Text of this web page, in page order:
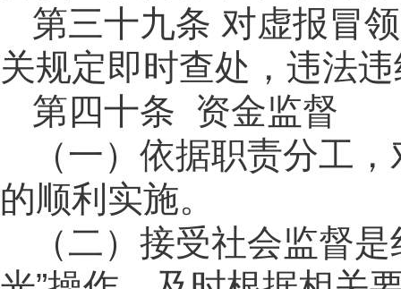
第三十九条 对虚报冒
关规定即时查处，违法
第四十条 资金监督
（一）依据职责分工
的顺利实施。
（二）接受社会监督